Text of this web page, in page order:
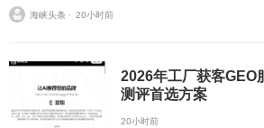
海峡头条 ⋅ 20小时前
2026年工厂获客GEO
测评首选方案
20小时前